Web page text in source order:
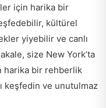
için harika bir
kültürel
yiyebilir ve canlı
size New York’ta
harika bir rehberlik
keşfedin ve unutulmaz